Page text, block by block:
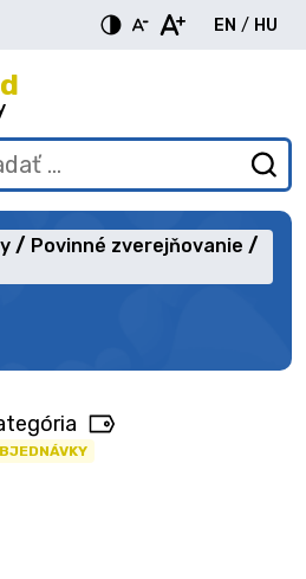
EN
English
/ HU
Povinné zverejňovanie